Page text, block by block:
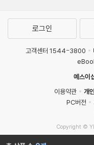
로그인
고객센터 1544-3800
예스이
이용약관
개
PC버전
Copyright ©
MATOM4